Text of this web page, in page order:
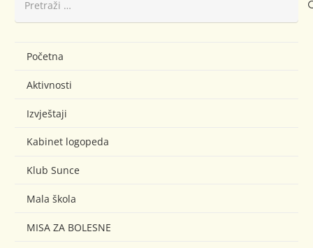
Početna
Aktivnosti
Izvještaji
Kabinet logopeda
Klub Sunce
Mala škola
MISA ZA BOLESNE